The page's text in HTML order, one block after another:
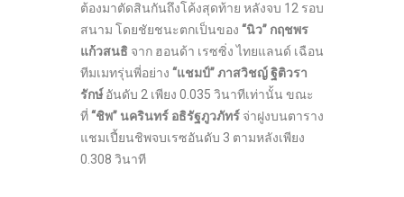
ต้องมาตัดสินกันถึงโค้งสุดท้าย หลังจบ 12 รอบ
สนาม โดยชัยชนะตกเป็นของ “นิว” กฤชพร
แก้วสนธิ จาก ฮอนด้า เรซซิ่ง ไทยแลนด์ เฉือน
ทีมเมทรุ่นพี่อย่าง “แชมป์” ภาสวิชญ์ ฐิติวรา
รักษ์ อันดับ 2 เพียง 0.035 วินาทีเท่านั้น ขณะ
ที่“ชิพ” นครินทร์ อธิรัฐภูวภัทร์ จ่าฝูงบนตาราง
แชมเปี้ยนชิพจบเรซอันดับ 3 ตามหลังเพียง
0.308 วินาที